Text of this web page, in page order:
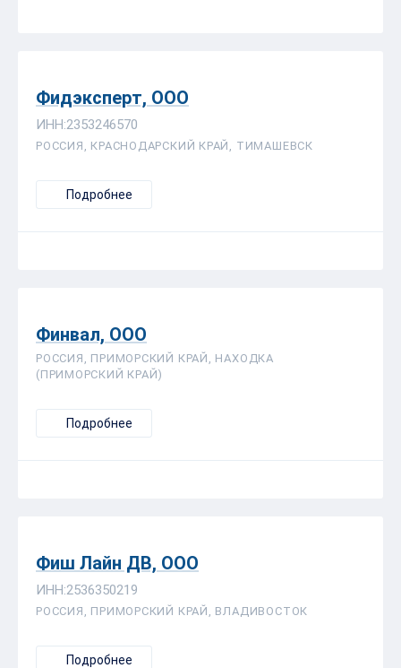
Фидэксперт, ООО
ИНН:2353246570
РОССИЯ, КРАСНОДАРСКИЙ КРАЙ, ТИМАШЕВСК
Подробнее
Финвал, ООО
РОССИЯ, ПРИМОРСКИЙ КРАЙ, НАХОДКА
(ПРИМОРСКИЙ КРАЙ)
Подробнее
Фиш Лайн ДВ, ООО
ИНН:2536350219
РОССИЯ, ПРИМОРСКИЙ КРАЙ, ВЛАДИВОСТОК
Подробнее